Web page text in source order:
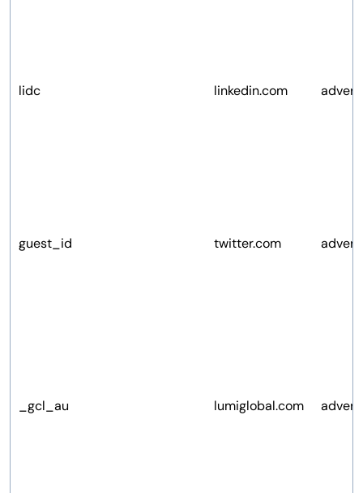
lidc linkedin.com
guest_id twitter.com
_gcl_au lumiglobal.com